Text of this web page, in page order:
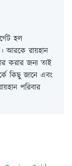
হল
আরকে রায়হান
করার জন্য তাই
কিছু জানে এবং
পরিবার